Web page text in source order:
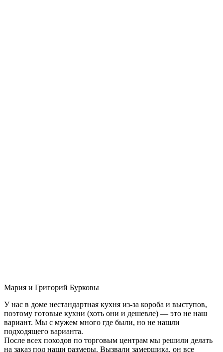
Мария и Григорий Бурковы
У нас в доме нестандартная кухня из-за короба и выступов,
поэтому готовые кухни (хоть они и дешевле) — это не наш
вариант. Мы с мужем много где были, но не нашли
подходящего варианта.
После всех походов по торговым центрам мы решили делать
на заказ под наши размеры. Вызвали замерщика, он все